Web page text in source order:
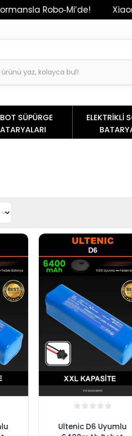
Robo‑Mi’de! Xiaomi
SÜPÜRGE
ELEKTRİKLİ
Ultenic D6 Uyumlu